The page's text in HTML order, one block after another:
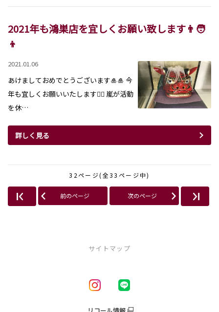
2021年も鴻巣店を宜しくお願い致します👨🧑
👦
2021.01.06
あけましておめでとうございます🎍🎍 今
年も宜しくお願いいたします🐱‍🏍 嵐が活動
を休…
詳しく見る
32ページ(全33ページ中)
前のページ 次のページ
サイトマップ